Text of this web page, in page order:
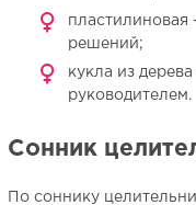
пластилиновая
решений;
кукла из
руководителем.
Сонник
По соннику